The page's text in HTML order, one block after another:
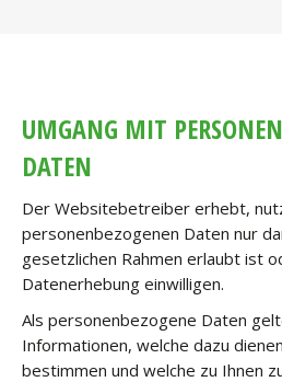
UMGANG MIT
DATEN
Der Websitebetreiber erhebt,
personenbezogenen Daten nur
gesetzlichen Rahmen erlaubt ist
Datenerhebung einwilligen.
Als personenbezogene Daten
Informationen, welche dazu
bestimmen und welche zu Ihnen